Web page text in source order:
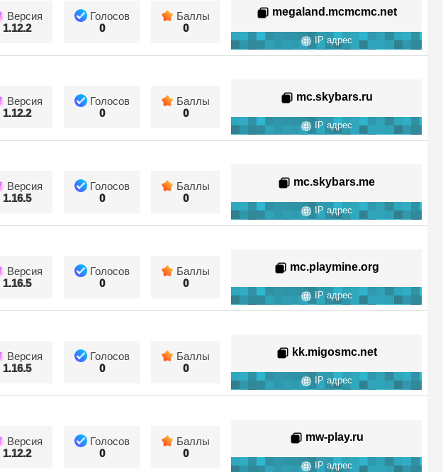
Версия
1.12.2
Голосов
0
Баллы
0
megaland.mcmcmc.net
IP адрес
Версия
1.12.2
Голосов
0
Баллы
0
mc.skybars.ru
IP адрес
Версия
1.16.5
Голосов
0
Баллы
0
mc.skybars.me
IP адрес
Версия
1.16.5
Голосов
0
Баллы
0
mc.playmine.org
IP адрес
Версия
1.16.5
Голосов
0
Баллы
0
kk.migosmc.net
IP адрес
Версия
1.12.2
Голосов
0
Баллы
0
mw-play.ru
IP адрес